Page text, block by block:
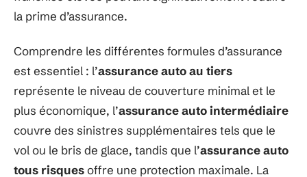
la prime d’assurance.
Comprendre les différentes formules d’assurance
est essentiel : l’assurance auto au tiers
représente le niveau de couverture minimal et le
plus économique, l’assurance auto intermédiaire
couvre des sinistres supplémentaires tels que le
vol ou le bris de glace, tandis que l’assurance auto
tous risquesoffre une protection maximale. La